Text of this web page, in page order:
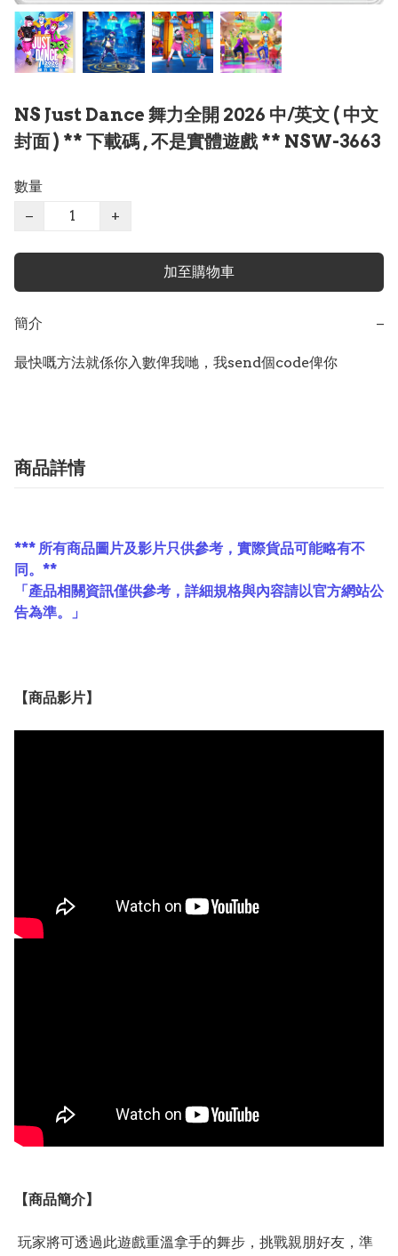
NS Just Dance 舞力全開 2026 中/英文 ( 中文
封面 ) ** 下載碼 , 不是實體遊戲 ** NSW-3663
數量
−
+
加至購物車
簡介 −
最快嘅方法就係你入數俾我哋，我send個code俾你
商品詳情
*** 所有商品圖片及影片只供參考，實際貨品可能略有不
同。**
「產品相關資訊僅供參考，詳細規格與內容請以官方網站公
告為準。」
【商品影片】
【商品簡介】
玩家將可透過此遊戲重溫拿手的舞步，挑戰親朋好友，準